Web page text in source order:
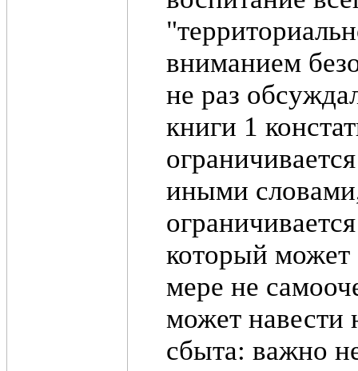
вниманием
не раз
книги 1
иными
который может
мере не
может навести
сбыта: важно